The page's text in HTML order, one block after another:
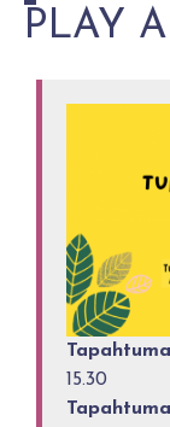
PLAY
15.30